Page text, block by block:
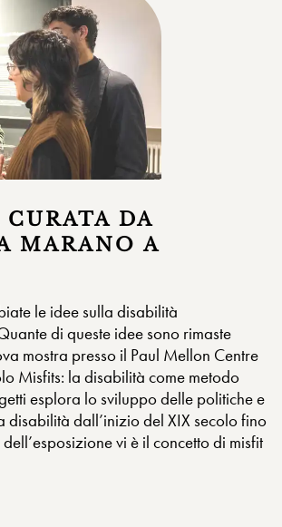
DA
MARANO A
le idee sulla disabilità
di queste idee sono rimaste
mostra presso il Paul Mellon Centre
Misfits: la disabilità come metodo
esplora lo sviluppo delle politiche e
disabilità dall’inizio del XIX secolo fino
vi è il concetto di misfit